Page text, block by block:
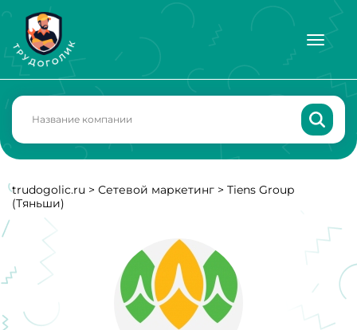
trudogolic.ru > Сетевой маркетинг > Tiens Group
(Тяньши)